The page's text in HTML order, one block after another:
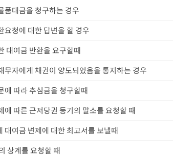
품대금을 청구하는 경우
요청에 대한 답변을 할 경우
대여금 반환을 요구할때
무자에게 채권이 양도되었음을 통지하는 경우
에 따라 추심금을 청구할때
에 따른 근저당권 등기의 말소를 요청할 때
대여금 변제에 대한 최고서를 보낼때
상계를 요청할 때